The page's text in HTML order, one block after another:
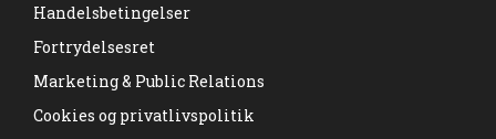
Handelsbetingelser
Fortrydelsesret
Marketing & Public Relations
Cookies og privatlivspolitik